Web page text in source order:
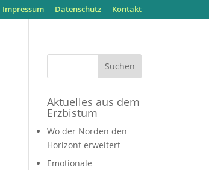
Impressum Datenschutz Kontakt
Aktuelles aus dem
Erzbistum
Wo der Norden den
Horizont erweitert
Emotionale